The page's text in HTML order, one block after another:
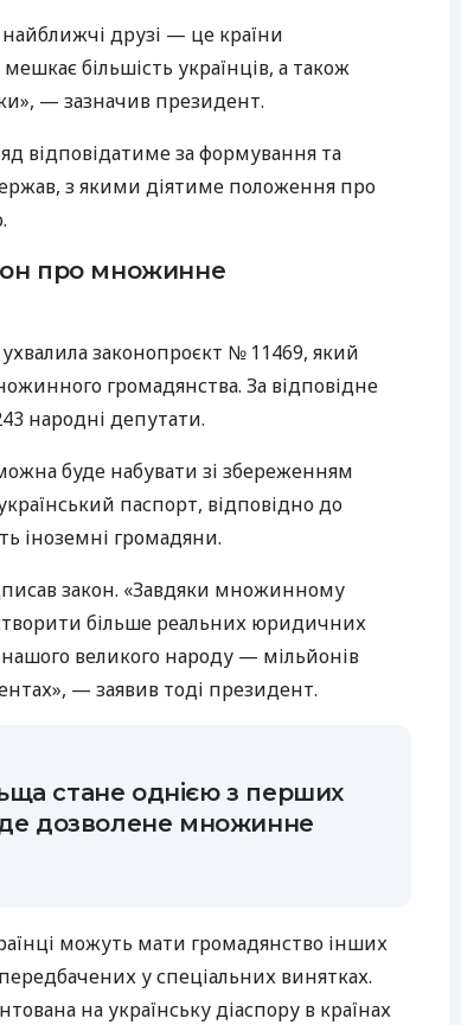
друзі — це країни
більшість українців, а також
— зазначив президент.
відповідатиме за формування та
з якими діятиме положення про
про множинне
законопроєкт № 11469, який
громадянства. За відповідне
народні депутати.
буде набувати зі збереженням
паспорт, відповідно до
іноземні громадяни.
закон. «Завдяки множинному
більше реальних юридичних
нашого великого народу — мільйонів
— заявив тоді президент.
стане однією з перших
дозволене множинне
можуть мати громадянство інших
у спеціальних винятках.
на українську діаспору в країнах